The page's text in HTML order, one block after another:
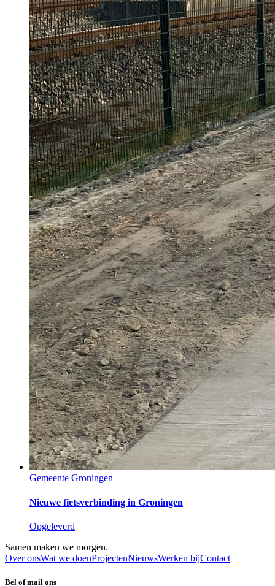
Gemeente Groningen
Nieuwe fietsverbinding in Groningen
Opgeleverd
Samen maken we morgen.
Over onsWat we doenProjectenNieuwsWerken bijContact
Bel of mail ons